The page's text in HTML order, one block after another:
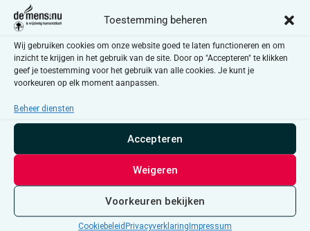
Toestemming beheren
Wij gebruiken cookies om onze website goed te laten functioneren en om
inzicht te krijgen in het gebruik van de site. Door op "Accepteren" te klikken
geef je toestemming voor het gebruik van alle cookies. Je kunt je
voorkeuren op elk moment aanpassen.
Beheer diensten
Accepteren
Weigeren
Voorkeuren bekijken
Cookiebeleid Privacyverklaring Impressum
‘verbinding’ naar buiten brengen. Pfff, haal daar maar
eens de krant mee.
Is neutraliteit voor een universiteit wel nodig? Een
universiteit moet een plek zijn waar ideeën kunnen
botsen. Uiteraard moet een rector zich daar deels boven
stellen. Maar compleet neutraal, dat kan toch niemand
het roer van de samenleving. Noem mij eens één minister-
president van Vlaanderen bij wie je niet spontaan een
geeuw moet onderdrukken? Ik vergeef het je, Alain, als
je je er zelfs geen enkele voor de geest kan halen.
Laat mij jou eens een vraag stellen: hoe neutraal kan én